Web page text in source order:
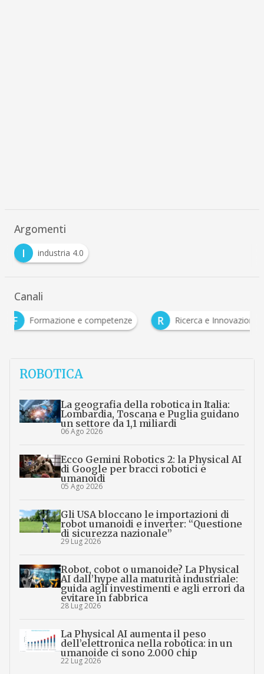
Argomenti
I
industria 4.0
Canali
F
Formazione e competenze R Ricerca e
ROBOTICA
La geografia della robotica in Italia:
Lombardia, Toscana e Puglia guidano
un settore da 1,1 miliardi
06 Ago 2026
Ecco Gemini Robotics 2: la Physical AI
di Google per bracci robotici e
umanoidi
05 Ago 2026
Gli USA bloccano le importazioni di
robot umanoidi e inverter: “Questione
di sicurezza nazionale”
29 Lug 2026
Robot, cobot o umanoide? La Physical
AI dall’hype alla maturità industriale:
guida agli investimenti e agli errori da
evitare in fabbrica
28 Lug 2026
La Physical AI aumenta il peso
dell’elettronica nella robotica: in un
umanoide ci sono 2.000 chip
22 Lug 2026